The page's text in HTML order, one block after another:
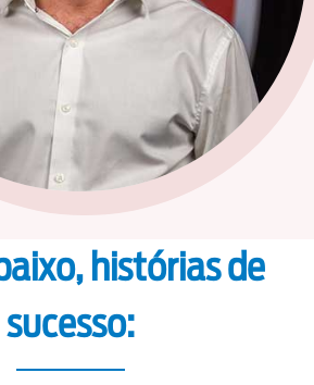
histórias de
sucesso: